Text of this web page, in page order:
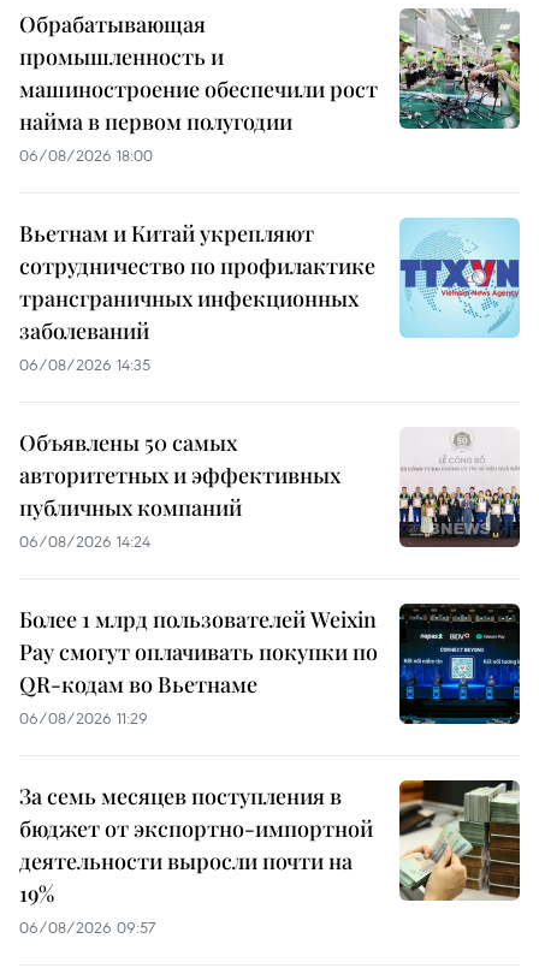
Обрабатывающая
промышленность и
машиностроение обеспечили рост
найма в первом полугодии
06/08/2026 18:00
Вьетнам и Китай укрепляют
сотрудничество по профилактике
трансграничных инфекционных
заболеваний
06/08/2026 14:35
Объявлены 50 самых
авторитетных и эффективных
публичных компаний
06/08/2026 14:24
Более 1 млрд пользователей Weixin
Pay смогут оплачивать покупки по
QR-кодам во Вьетнаме
06/08/2026 11:29
За семь месяцев поступления в
бюджет от экспортно-импортной
деятельности выросли почти на
19%
06/08/2026 09:57